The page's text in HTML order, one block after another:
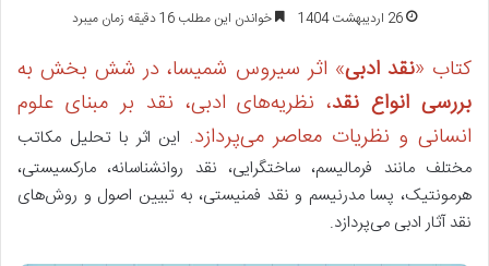
26 اردیبهشت 1404 خواندن این مطلب 16 دقیقه زمان میبرد
کتاب «نقد ادبی» اثر سیروس شمیسا، در شش بخش به
بررسی انواع نقد، نظریه‌های ادبی، نقد بر مبنای علوم
انسانی و نظریات معاصر می‌پردازد. این اثر با تحلیل مکاتب
مختلف مانند فرمالیسم، ساختگرایی، نقد روانشناسانه، مارکسیستی،
هرمونتیک، پسا مدرنیسم و نقد فمنیستی، به تبیین اصول و روش‌های
نقد آثار ادبی می‌پردازد.